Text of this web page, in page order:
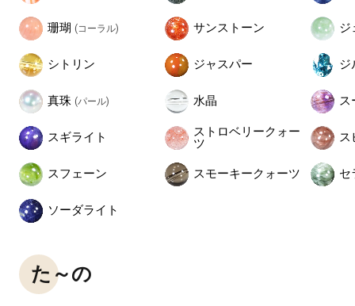
珊瑚 (コーラル) サンストーン ジ
シトリン ジャスパー ジ
真珠 (パール) 水晶 ス
スギライト
ストロベリークォー
ツ
ス
スフェーン スモーキークォーツ セ
ソーダライト
た～の